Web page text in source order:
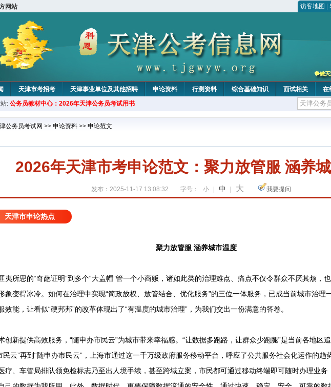
网站 访客地图
天津市考招考 天津事业单位及其他招聘 申论资料 行测资料 综合基础知识 面试相关 在
: 公务员教材中心：2026年天津公务员考试用书
公务员考试网 >> 申论资料 >> 申论范文
2026年天津市考申论范文：聚力放管服 涵养
发布：2025-11-17 13:08:32 字号： 小 中 大 我要提问
天津市申论热点
聚力放管服 涵养城市温度
所思的“奇葩证明”到多个“大盖帽”管一个小商贩，诸如此类的治理难点、痛点不仅令群众不厌其烦，
象变得冰冷。如何在治理中实现“简政放权、放管结合、优化服务”的三位一体服务，已成当前城市治理
效能，让看似“硬邦邦”的改革体现出了“有温度的城市治理”，为我们交出一份满意的答卷。
新提供高效服务，“随申办市民云”为城市带来幸福感。“让数据多跑路，让群众少跑腿”是当前各地区
民云”再到“随申办市民云”，上海市通过这一千万级政府服务移动平台，呼应了公共服务社会化运作的趋
疗、车管局排队领免检标志乃至出人境手续，甚至跨域立案，市民都可通过移动终端即可随时办理业务